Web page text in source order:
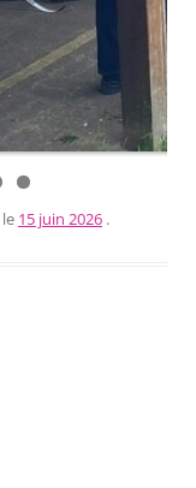
le 15 juin 2026 .